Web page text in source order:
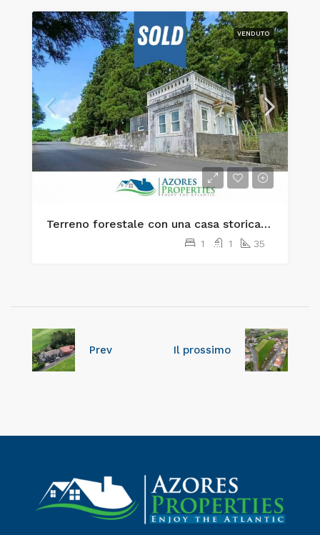
VENDUTO
Terreno forestale con una casa storica nell’isola di Faial
1 1 35
Prev Il prossimo